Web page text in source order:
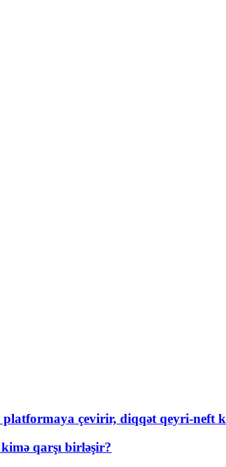
çevirir, diqqət qeyri-neft
qarşı birləşir?